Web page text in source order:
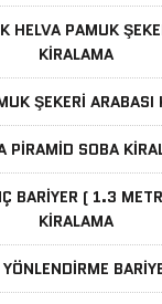
HELVA PAMUK
KIRALAMA
ŞEKERI ARABASI
PIRAMID SOBA
BARIYER ( 1.3
KIRALAMA